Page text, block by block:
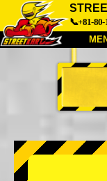
📞+81-
Σχετικά
Εταιρεία